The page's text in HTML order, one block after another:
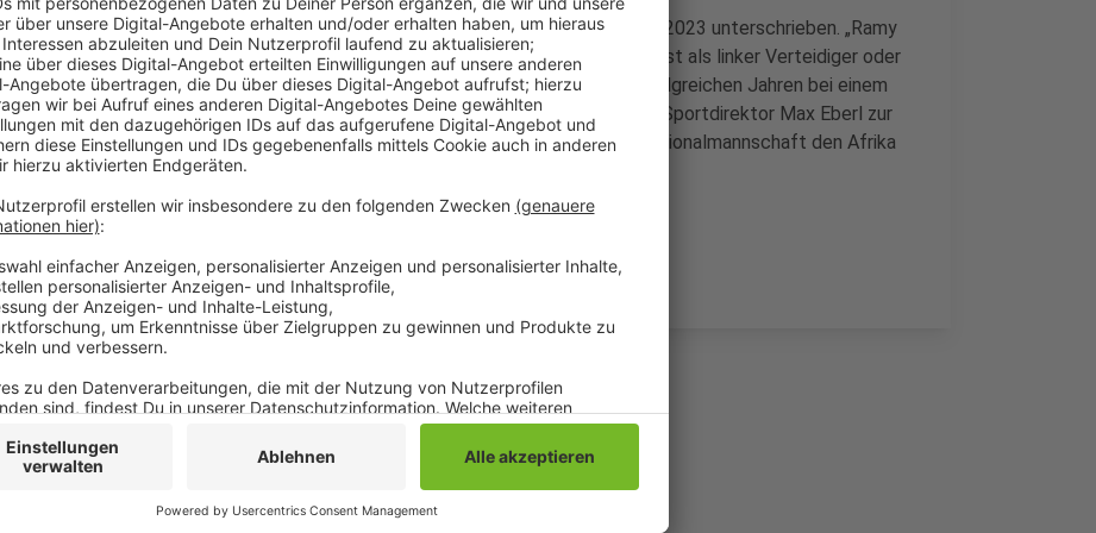
Der 24 Jahre alte Verteidiger hat einen Vierjahresvertrag bis Juni 2023 unterschrieben. „Ramy
ist der Spieler, den wir für unseren Kader noch gesucht haben. Er ist als linker Verteidiger oder
Innenverteidiger einsetzbar und bringt viel Erfahrung aus drei erfolgreichen Jahren bei einem
sehr guten Klub aus der französischen Ligue 1 mit“, so Borussias Sportdirektor Max Eberl zur
Verpflichtung. Zuletzt gewann Bensebaini mit der algerischen Nationalmannschaft den Afrika
Cup 2019.